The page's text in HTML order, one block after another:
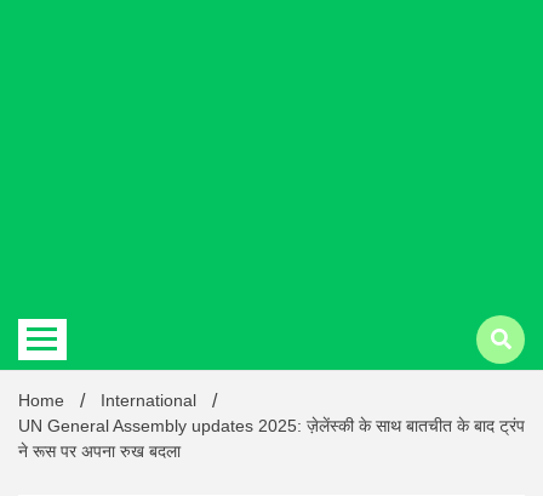
Latest
Home
International
UN General Assembly updates 2025: ज़ेलेंस्की के साथ बातचीत के बाद ट्रंप
ने रूस पर अपना रुख बदला